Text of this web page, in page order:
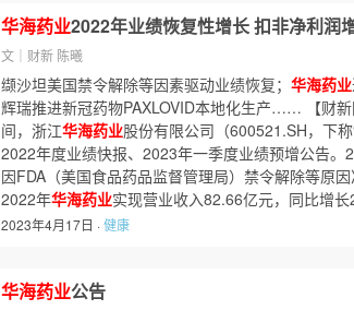
华海药业2022年业绩恢复性增长 扣非净利润
文｜财新 陈曦
缬沙坦美国禁令解除等因素驱动业绩恢复； 华海药业
辉瑞推进新冠药物PAXLOVID本地化生产…… 【财
间，浙江华海药业股份有限公司（600521.SH，下称
2022年度业绩快报、2023年一季度业绩预增公告。
因FDA（美国食品药品监督管理局）禁令解除等原
2022年华海药业实现营业收入82.66亿元，同比增
2023年4月17日 ·健康
华海药业公告